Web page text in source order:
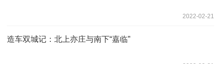
2022-02-21
造车双城记：北上亦庄与南下“嘉临”